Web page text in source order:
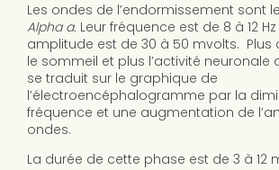
Les ondes de l’endormissement sont
Alpha a. Leur fréquence est de 8 à 12
amplitude est de 30 à 50 mvolts. Plus
le sommeil et plus l’activité neuronale
se traduit sur le graphique de
l’électroencéphalogramme par la
fréquence et une augmentation de
ondes.
La durée de cette phase est de 3 à 12